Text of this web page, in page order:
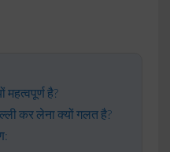
है?
कर लेना क्यों गलत है?